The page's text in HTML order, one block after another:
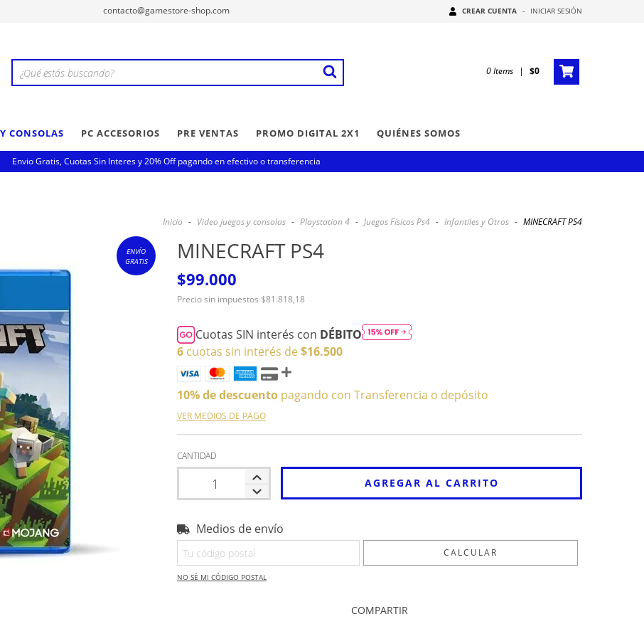
contacto@gamestore-shop.com CREAR CUENTA - INICIAR SESIÓN
0Items | $0
CONSOLAS PC ACCESORIOS PRE VENTAS PROMO DIGITAL 2X1 QUIÉNES SOMOS
Envio Gratis, Cuotas Sin Interes y 20% Off pagando en efectivo o transferencia
Inicio - Video juegos y consolas - Playstation 4 - Juegos Físicos Ps4 - Infantiles y Otros - MINECRAFT PS4
ENVÍO
GRATIS
MINECRAFT PS4
$99.000
Precio sin impuestos $81.818,18
Cuotas SIN interés con DÉBITO
6 cuotas sin interés de $16.500
10% de descuento pagando con Transferencia o depósito
VER MEDIOS DE PAGO
CANTIDAD
Entregas para el CP:
Medios de envío
CALCULAR
NO SÉ MI CÓDIGO POSTAL
COMPARTIR